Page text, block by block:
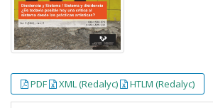
PDF XML (Redalyc) HTLM (Redalyc)